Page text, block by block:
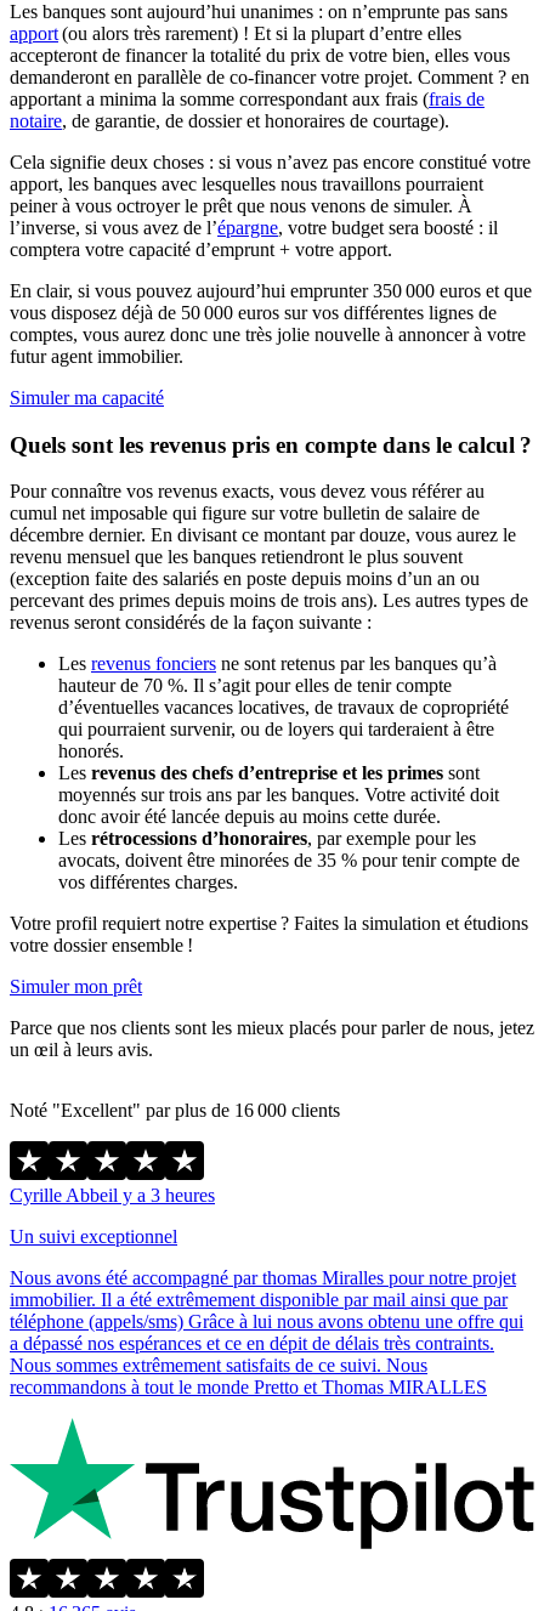
Les banques sont aujourd’hui unanimes : on n’emprunte pas sans
apport(ou alors très rarement) ! Et si la plupart d’entre elles
accepteront de financer la totalité du prix de votre bien, elles vous
demanderont en parallèle de co-financer votre projet. Comment ? en
apportant a minima la somme correspondant aux frais (frais de
notaire, de garantie, de dossier et honoraires de courtage).
Cela signifie deux choses : si vous n’avez pas encore constitué votre
apport, les banques avec lesquelles nous travaillons pourraient
peiner à vous octroyer le prêt que nous venons de simuler. À
l’inverse, si vous avez de l’épargne, votre budget sera boosté : il
comptera votre capacité d’emprunt + votre apport.
En clair, si vous pouvez aujourd’hui emprunter 350 000 euros et que
vous disposez déjà de 50 000 euros sur vos différentes lignes de
comptes, vous aurez donc une très jolie nouvelle à annoncer à votre
futur agent immobilier.
Simuler ma capacité
Quels sont les revenus pris en compte dans le calcul ?
Pour connaître vos revenus exacts, vous devez vous référer au
cumul net imposable qui figure sur votre bulletin de salaire de
décembre dernier. En divisant ce montant par douze, vous aurez le
revenu mensuel que les banques retiendront le plus souvent
(exception faite des salariés en poste depuis moins d’un an ou
percevant des primes depuis moins de trois ans). Les autres types de
revenus seront considérés de la façon suivante :
Les revenus fonciers ne sont retenus par les banques qu’à
hauteur de 70 %. Il s’agit pour elles de tenir compte
d’éventuelles vacances locatives, de travaux de copropriété
qui pourraient survenir, ou de loyers qui tarderaient à être
honorés.
Les revenus des chefs d’entreprise et les primes sont
moyennés sur trois ans par les banques. Votre activité doit
donc avoir été lancée depuis au moins cette durée.
Les rétrocessions d’honoraires, par exemple pour les
avocats, doivent être minorées de 35 % pour tenir compte de
vos différentes charges.
Votre profil requiert notre expertise ? Faites la simulation et étudions
votre dossier ensemble !
Simuler mon prêt
Parce que nos clients sont les mieux placés pour parler de nous, jetez
un œil à leurs avis.
Noté "Excellent" par plus de 16 000 clients
Cyrille Abbeil y a 3 heures
Un suivi exceptionnel
Nous avons été accompagné par thomas Miralles pour notre projet
immobilier. Il a été extrêmement disponible par mail ainsi que par
téléphone (appels/sms) Grâce à lui nous avons obtenu une offre qui
a dépassé nos espérances et ce en dépit de délais très contraints.
Nous sommes extrêmement satisfaits de ce suivi. Nous
recommandons à tout le monde Pretto et Thomas MIRALLES